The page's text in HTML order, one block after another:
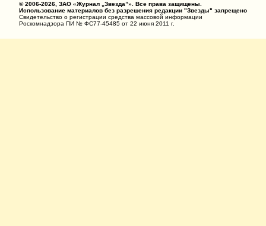
© 2006-2026, ЗАО «Журнал „Звезда”». Все права защищены.
Использование материалов без разрешения редакции "Звезды" запрещено
Свидетельство о регистрации средства массовой информации
Роскомнадзора ПИ № ФС77-45485 от 22 июня 2011 г.